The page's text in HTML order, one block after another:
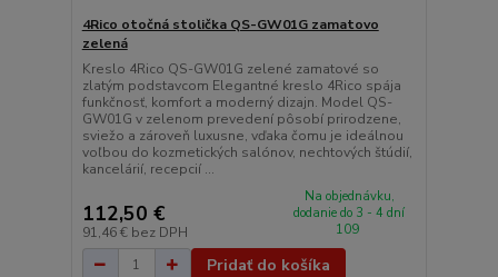
4Rico otočná stolička QS-GW01G zamatovo
zelená
Kreslo 4Rico QS-GW01G zelené zamatové so
zlatým podstavcom Elegantné kreslo 4Rico spája
funkčnosť, komfort a moderný dizajn. Model QS-
GW01G v zelenom prevedení pôsobí prirodzene,
sviežo a zároveň luxusne, vďaka čomu je ideálnou
voľbou do kozmetických salónov, nechtových štúdií,
kancelárií, recepcií ...
112,50 €
91,46 € bez DPH
Na objednávku,
dodanie do 3 - 4 dní
109
Pridať do košíka